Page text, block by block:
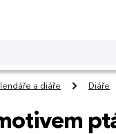
a diáře Diáře